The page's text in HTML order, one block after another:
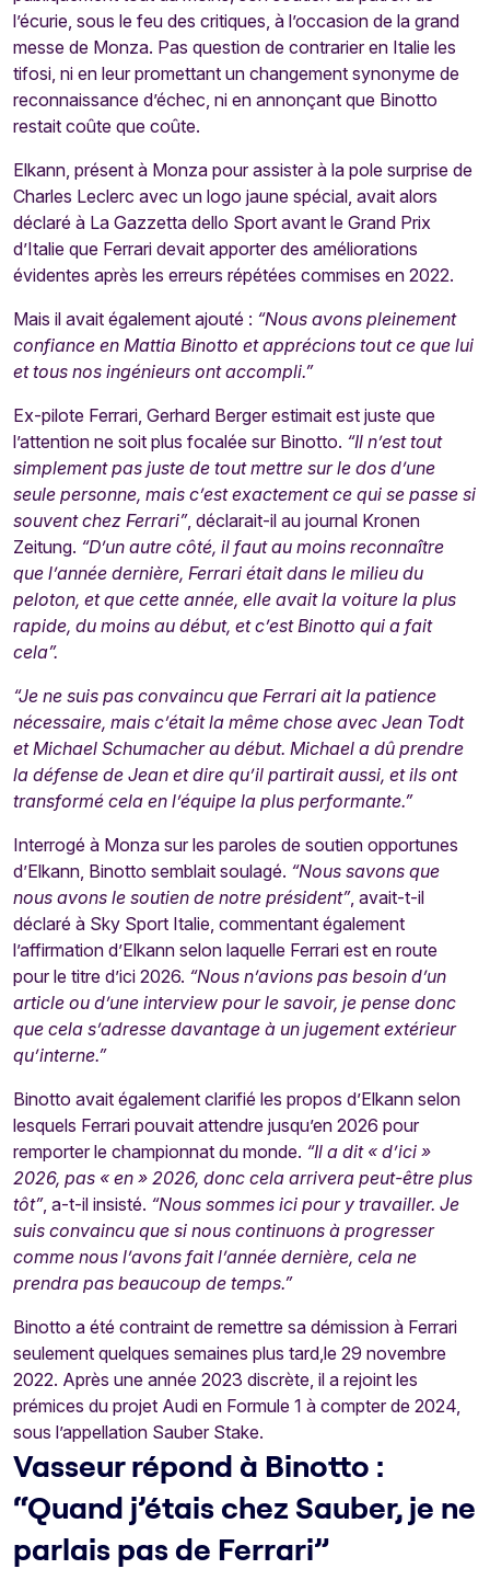
l’écurie, sous le feu des critiques, à l’occasion de la grand
messe de Monza. Pas question de contrarier en Italie les
tifosi, ni en leur promettant un changement synonyme de
reconnaissance d’échec, ni en annonçant que Binotto
restait coûte que coûte.
Elkann, présent à Monza pour assister à la pole surprise de
Charles Leclerc avec un logo jaune spécial, avait alors
déclaré à La Gazzetta dello Sport avant le Grand Prix
d’Italie que Ferrari devait apporter des améliorations
évidentes après les erreurs répétées commises en 2022.
Mais il avait également ajouté : “Nous avons pleinement
confiance en Mattia Binotto et apprécions tout ce que lui
et tous nos ingénieurs ont accompli.”
Ex-pilote Ferrari, Gerhard Berger estimait est juste que
l’attention ne soit plus focalée sur Binotto. “Il n’est tout
simplement pas juste de tout mettre sur le dos d’une
seule personne, mais c’est exactement ce qui se passe si
souvent chez Ferrari”, déclarait-il au journal Kronen
Zeitung. “D’un autre côté, il faut au moins reconnaître
que l’année dernière, Ferrari était dans le milieu du
peloton, et que cette année, elle avait la voiture la plus
rapide, du moins au début, et c’est Binotto qui a fait
cela”.
“Je ne suis pas convaincu que Ferrari ait la patience
nécessaire, mais c’était la même chose avec Jean Todt
et Michael Schumacher au début. Michael a dû prendre
la défense de Jean et dire qu’il partirait aussi, et ils ont
transformé cela en l’équipe la plus performante.”
Interrogé à Monza sur les paroles de soutien opportunes
d’Elkann, Binotto semblait soulagé. “Nous savons que
nous avons le soutien de notre président”, avait-t-il
déclaré à Sky Sport Italie, commentant également
l’affirmation d’Elkann selon laquelle Ferrari est en route
pour le titre d’ici 2026. “Nous n’avions pas besoin d’un
article ou d’une interview pour le savoir, je pense donc
que cela s’adresse davantage à un jugement extérieur
qu’interne.”
Binotto avait également clarifié les propos d’Elkann selon
lesquels Ferrari pouvait attendre jusqu’en 2026 pour
remporter le championnat du monde. “Il a dit « d’ici »
2026, pas « en » 2026, donc cela arrivera peut-être plus
tôt”, a-t-il insisté. “Nous sommes ici pour y travailler. Je
suis convaincu que si nous continuons à progresser
comme nous l’avons fait l’année dernière, cela ne
prendra pas beaucoup de temps.”
Binotto a été contraint de remettre sa démission à Ferrari
seulement quelques semaines plus tard,le 29 novembre
2022. Après une année 2023 discrète, il a rejoint les
prémices du projet Audi en Formule 1 à compter de 2024,
sous l’appellation Sauber Stake.
Vasseur répond à Binotto :
“Quand j’étais chez Sauber, je ne
parlais pas de Ferrari”